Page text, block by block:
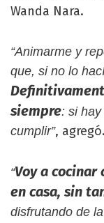
Wanda Nara.
“Animarme y
que, si no lo
siempre: si
cumplir”, agregó.
“Voy a
en casa, sin
disfrutando de